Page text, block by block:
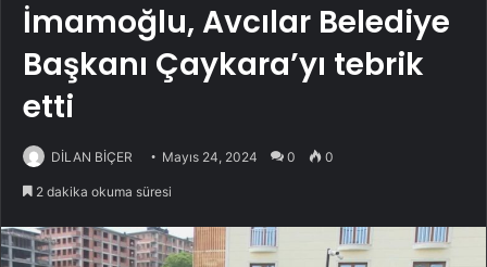
İmamoğlu, Avcılar Belediye
Başkanı Çaykara’yı tebrik
etti
DİLAN BİÇER Mayıs 24, 2024 0 0
2 dakika okuma süresi